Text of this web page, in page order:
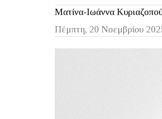
Ματίνα-Ιωάννα
Πέμπτη, 20 Νοεμβρίου